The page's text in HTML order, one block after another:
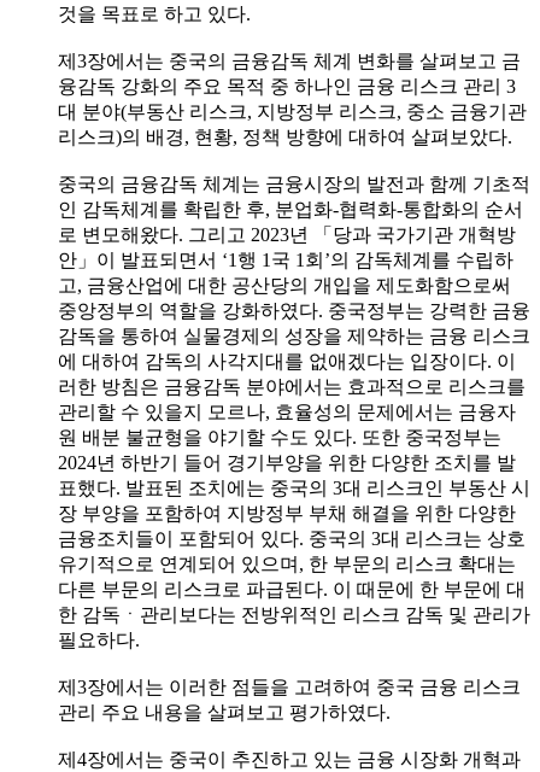
것을 목표로 하고 있다.
제3장에서는 중국의 금융감독 체계 변화를 살펴보고 금
융감독 강화의 주요 목적 중 하나인 금융 리스크 관리 3
대 분야(부동산 리스크, 지방정부 리스크, 중소 금융기관
리스크)의 배경, 현황, 정책 방향에 대하여 살펴보았다.
중국의 금융감독 체계는 금융시장의 발전과 함께 기초적
인 감독체계를 확립한 후, 분업화-협력화-통합화의 순서
로 변모해왔다. 그리고 2023년 「당과 국가기관 개혁방
안」이 발표되면서 ‘1행 1국 1회’의 감독체계를 수립하
고, 금융산업에 대한 공산당의 개입을 제도화함으로써
중앙정부의 역할을 강화하였다. 중국정부는 강력한 금융
감독을 통하여 실물경제의 성장을 제약하는 금융 리스크
에 대하여 감독의 사각지대를 없애겠다는 입장이다. 이
러한 방침은 금융감독 분야에서는 효과적으로 리스크를
관리할 수 있을지 모르나, 효율성의 문제에서는 금융자
원 배분 불균형을 야기할 수도 있다. 또한 중국정부는
2024년 하반기 들어 경기부양을 위한 다양한 조치를 발
표했다. 발표된 조치에는 중국의 3대 리스크인 부동산 시
장 부양을 포함하여 지방정부 부채 해결을 위한 다양한
금융조치들이 포함되어 있다. 중국의 3대 리스크는 상호
유기적으로 연계되어 있으며, 한 부문의 리스크 확대는
다른 부문의 리스크로 파급된다. 이 때문에 한 부문에 대
한 감독ㆍ관리보다는 전방위적인 리스크 감독 및 관리가
필요하다.
제3장에서는 이러한 점들을 고려하여 중국 금융 리스크
관리 주요 내용을 살펴보고 평가하였다.
제4장에서는 중국이 추진하고 있는 금융 시장화 개혁과